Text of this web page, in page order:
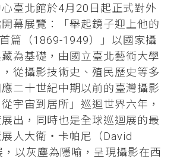
臺北館於4月20日起正式對外
幕展覽：「舉起鏡子迎上他的
篇（1869-1949）」以國家攝
為基礎，由國立臺北藝術大學
從攝影技術史、殖民歷史等多
二十世紀中期以前的臺灣攝影
宇宙到居所」巡迴世界六年，
出，同時也是全球巡迴展的最
人大衛‧卡帕尼（David
，以灰塵為隱喻，呈現攝影在西